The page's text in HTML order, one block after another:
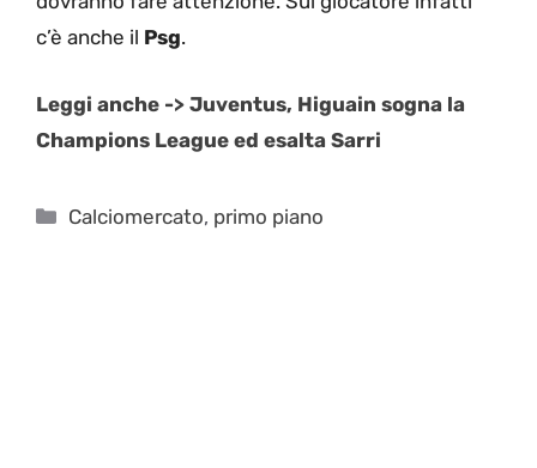
c’è anche il Psg.
Leggi anche -> Juventus, Higuain sogna la
Champions League ed esalta Sarri
Categorie
Calciomercato, primo piano